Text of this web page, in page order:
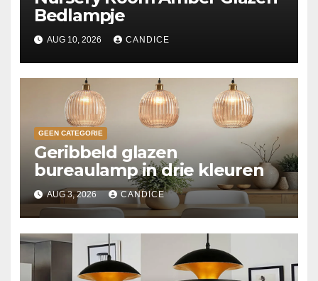
Bedlampje
AUG 10, 2026 CANDICE
GEEN CATEGORIE
Geribbeld glazen
bureaulamp in drie kleuren
AUG 3, 2026 CANDICE